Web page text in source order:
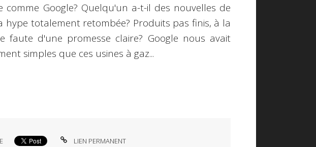
comme Google? Quelqu'un a-t-il des nouvelles de
hype totalement retombée? Produits pas finis, à la
faute d'une promesse claire? Google nous avait
simples que ces usines à gaz...
LIEN PERMANENT